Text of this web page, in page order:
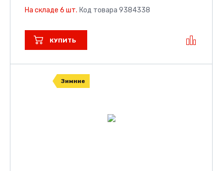
На складе 6 шт. Код товара 9384338
КУПИТЬ
Зимние